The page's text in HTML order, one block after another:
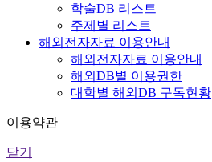
학술DB 리스트
주제별 리스트
해외전자자료 이용안내
해외전자자료 이용안내
해외DB별 이용권한
대학별 해외DB 구독현황
이용약관
닫기